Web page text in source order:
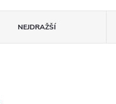
NEJDRAŽŠÍ